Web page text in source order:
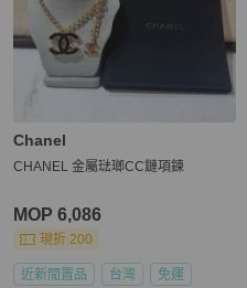
Chanel
CHANEL 金屬琺瑯CC鏈項鍊
MOP 6,086
現折 200
近新閒置品 台灣 免運